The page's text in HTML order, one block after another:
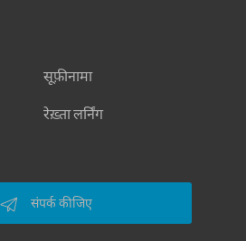
सूफ़ीनामा
रेख़्ता लर्निंग
संपर्क कीजिए